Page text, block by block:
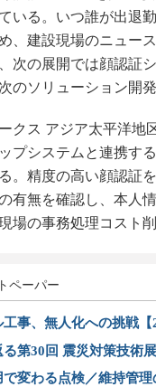
いる。いつ誰が出退
、建設現場のニュー
次の展開では顔認証
のソリューション開
クス アジア太平洋地
プシステムと連携す
。精度の高い顔認証
有無を確認し、本人
場の事務処理コスト
ペーパー
事、無人化への挑戦【
第30回 震災対策技術展
で変わる点検／維持管